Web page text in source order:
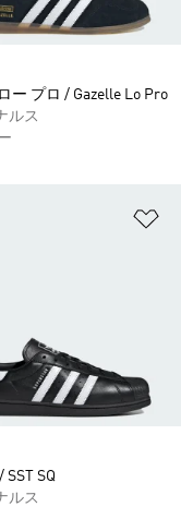
ー プロ / Gazelle Lo Pro
ルス
SST SQ
ルス